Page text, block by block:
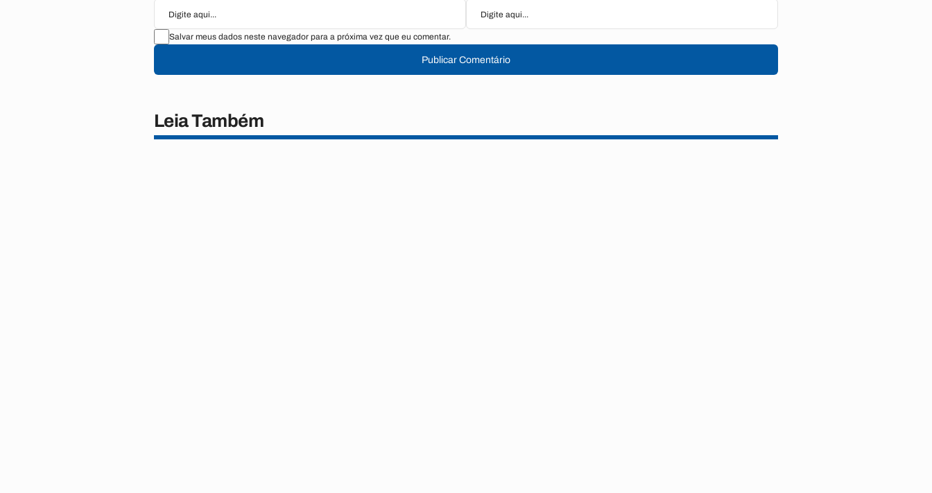
Salvar meus dados neste navegador para a próxima vez que eu comentar.
Publicar Comentário
Leia Também